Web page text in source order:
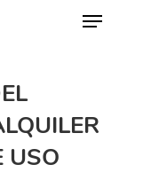
USO